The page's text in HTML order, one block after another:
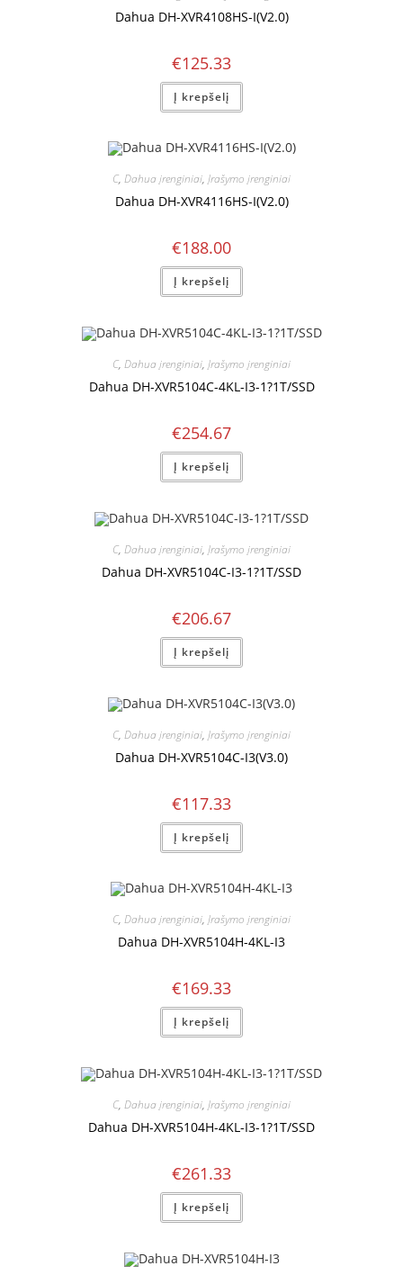
Dahua DH-XVR4108HS-I(V2.0)
€125.33
Į krepšelį
C, Dahua įrenginiai, Įrašymo įrenginiai
Dahua DH-XVR4116HS-I(V2.0)
€188.00
Į krepšelį
C, Dahua įrenginiai, Įrašymo įrenginiai
Dahua DH-XVR5104C-4KL-I3-1?1T/SSD
€254.67
Į krepšelį
C, Dahua įrenginiai, Įrašymo įrenginiai
Dahua DH-XVR5104C-I3-1?1T/SSD
€206.67
Į krepšelį
C, Dahua įrenginiai, Įrašymo įrenginiai
Dahua DH-XVR5104C-I3(V3.0)
€117.33
Į krepšelį
C, Dahua įrenginiai, Įrašymo įrenginiai
Dahua DH-XVR5104H-4KL-I3
€169.33
Į krepšelį
C, Dahua įrenginiai, Įrašymo įrenginiai
Dahua DH-XVR5104H-4KL-I3-1?1T/SSD
€261.33
Į krepšelį